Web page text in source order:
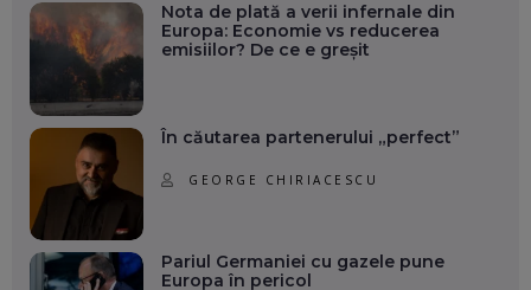
Nota de plată a verii infernale din
Europa: Economie vs reducerea
emisiilor? De ce e greșit
În căutarea partenerului „perfect”
GEORGE CHIRIACESCU
Pariul Germaniei cu gazele pune
Europa în pericol